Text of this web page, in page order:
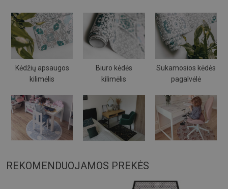
Kėdžių apsaugos
kilimėlis
Biuro kėdės
kilimėlis
Sukamosios kėdės
pagalvėlė
REKOMENDUOJAMOS PREKĖS